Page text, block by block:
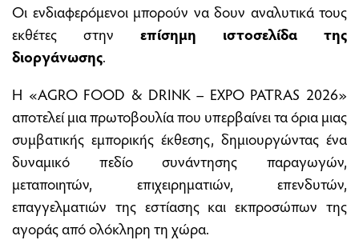
Οι ενδιαφερόμενοι μπορούν να δουν αναλυτικά τους
εκθέτες στην επίσημη ιστοσελίδα της
διοργάνωσης.
Η «AGRO FOOD & DRINK – EXPO PATRAS 2026»
αποτελεί μια πρωτοβουλία που υπερβαίνει τα όρια μιας
συμβατικής εμπορικής έκθεσης, δημιουργώντας ένα
δυναμικό πεδίο συνάντησης παραγωγών,
μεταποιητών, επιχειρηματιών, επενδυτών,
επαγγελματιών της εστίασης και εκπροσώπων της
αγοράς από ολόκληρη τη χώρα.